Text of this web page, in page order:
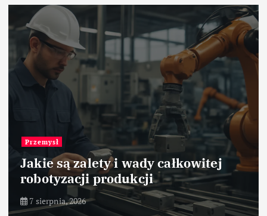
Przemysł
Jakie są zalety i wady całkowitej
robotyzacji produkcji
7 sierpnia, 2026